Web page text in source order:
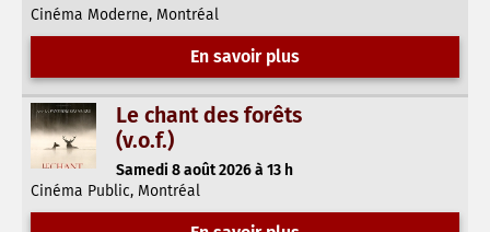
Cinéma Moderne, Montréal
En savoir plus
Le chant des forêts
(v.o.f.)
Samedi 8 août 2026 à 13 h
Cinéma Public, Montréal